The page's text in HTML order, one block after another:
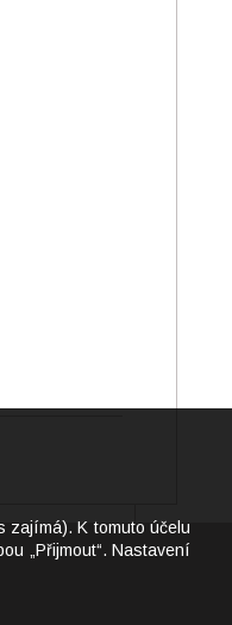
zajímá). K tomuto účelu
„Přijmout“. Nastavení